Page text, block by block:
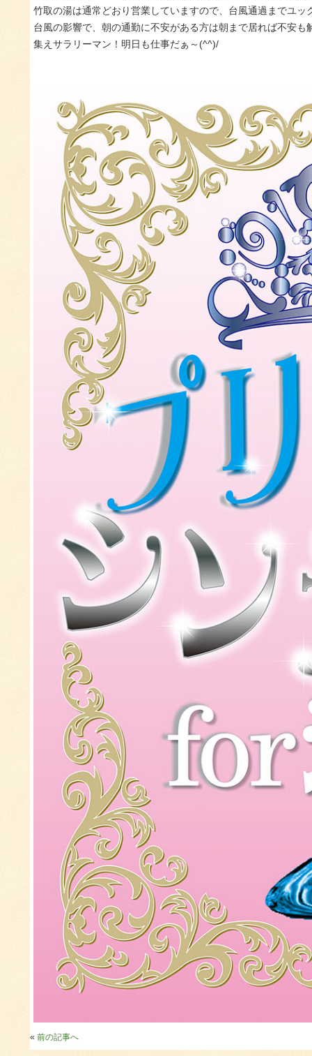
竹取の湯は通常どおり営業していますので、台風通過までユッ
台風の影響で、朝の通勤に不安がある方は朝まで居れば不安も
集えサラリーマン！明日も仕事だぁ～(^^)/
« 前の記事へ